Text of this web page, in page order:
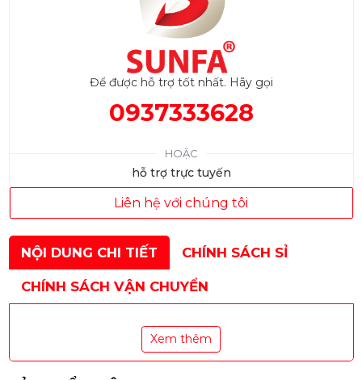
Để được hỗ trợ tốt nhất. Hãy gọi
0937333628
HOẶC
hỗ trợ trực tuyến
Liên hệ với chúng tôi
NỘI DUNG CHI TIẾT CHÍNH SÁCH SỈ
CHÍNH SÁCH VẬN CHUYỂN
Xem thêm